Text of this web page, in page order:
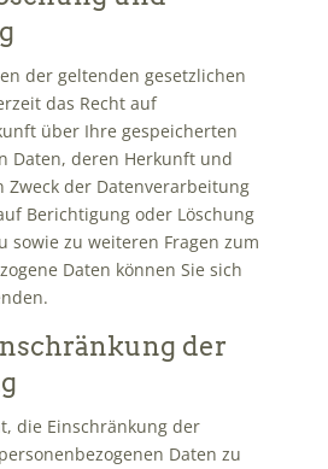
der geltenden gesetzlichen
das Recht auf
über Ihre gespeicherten
Daten, deren Herkunft und
Zweck der Datenverarbeitung
Berichtigung oder Löschung
sowie zu weiteren Fragen zum
Daten können Sie sich
der
die Einschränkung der
Daten zu